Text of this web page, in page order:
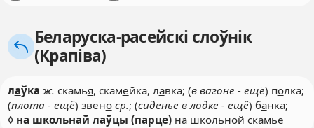
Беларуска-расейскі слоўнік
(Крапіва)
лаўка ж. скамья, скамейка, лавка; (в вагоне - ещё) полка;
(плота - ещё) звено ср.; (сиденье в лодке - ещё) банка;
◊ на школьнай лаўцы (парце)на школьной скамье